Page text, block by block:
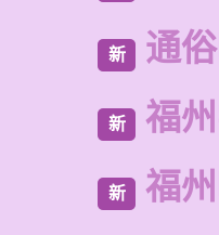
新 通
新 福
新 福